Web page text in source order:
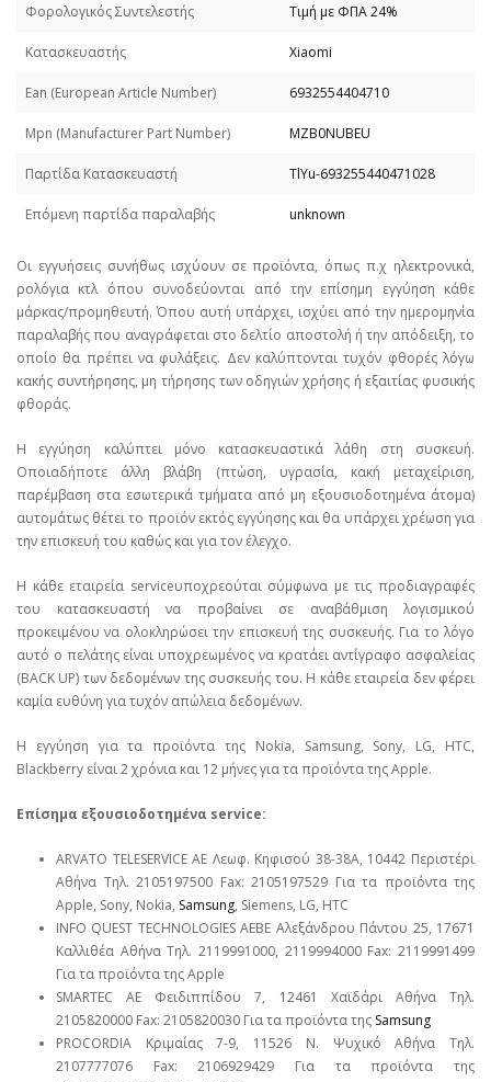
Φορολογικός Συντελεστής Τιμή με ΦΠΑ 24%
Κατασκευαστής Xiaomi
Εan (European Article Number) 6932554404710
Mpn (Manufacturer Part Number) MZB0NUBEU
Παρτίδα Κατασκευαστή TlYu-693255440471028
Επόμενη παρτίδα παραλαβής unknown
Οι εγγυήσεις συνήθως ισχύουν σε προϊόντα, όπως π.χ ηλεκτρονικά,
ρολόγια κτλ όπου συνοδεύονται από την επίσημη εγγύηση κάθε
μάρκας/προμηθευτή. Όπου αυτή υπάρχει, ισχύει από την ημερομηνία
παραλαβής που αναγράφεται στο δελτίο αποστολή ή την απόδειξη, το
οποίο θα πρέπει να φυλάξεις. Δεν καλύπτονται τυχόν φθορές λόγω
κακής συντήρησης, μη τήρησης των οδηγιών χρήσης ή εξαιτίας φυσικής
φθοράς.
Η εγγύηση καλύπτει μόνο κατασκευαστικά λάθη στη συσκευή.
Οποιαδήποτε άλλη βλάβη (πτώση, υγρασία, κακή μεταχείριση,
παρέμβαση στα εσωτερικά τμήματα από μη εξουσιοδοτημένα άτομα)
αυτομάτως θέτει το προϊόν εκτός εγγύησης και θα υπάρχει χρέωση για
την επισκευή του καθώς και για τον έλεγχο.
Η κάθε εταιρεία serviceυποχρεούται σύμφωνα με τις προδιαγραφές
του κατασκευαστή να προβαίνει σε αναβάθμιση λογισμικού
προκειμένου να ολοκληρώσει την επισκευή της συσκευής. Για το λόγο
αυτό ο πελάτης είναι υποχρεωμένος να κρατάει αντίγραφο ασφαλείας
(BACK UP) των δεδομένων της συσκευής του. Η κάθε εταιρεία δεν φέρει
καμία ευθύνη για τυχόν απώλεια δεδομένων.
Η εγγύηση για τα προϊόντα της Nokia, Samsung, Sony, LG, HTC,
Blackberry είναι 2 χρόνια και 12 μήνες για τα προϊόντα της Apple.
Επίσημα εξουσιοδοτημένα service:
ARVATO TELESERVICE ΑΕ Λεωφ. Κηφισού 38-38Α, 10442 Περιστέρι
Αθήνα Τηλ. 2105197500 Fax: 2105197529 Για τα προϊόντα της
Apple, Sony, Nokia, Samsung, Siemens, LG, HTC
INFO QUEST TECHNOLOGIES ΑΕΒΕ Αλεξάνδρου Πάντου 25, 17671
Καλλιθέα Αθήνα Τηλ. 2119991000, 2119994000 Fax: 2119991499
Για τα προϊόντα της Apple
SMARTEC ΑΕ Φειδιππίδου 7, 12461 Χαϊδάρι Αθήνα Τηλ.
2105820000 Fax: 2105820030 Για τα προϊόντα της Samsung
PROCORDIA Κριμαίας 7-9, 11526 Ν. Ψυχικό Αθήνα Τηλ.
2107777076 Fax: 2106929429 Για τα προϊόντα της